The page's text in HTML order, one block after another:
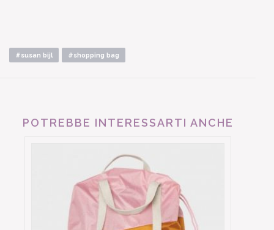
#susan bijl #shopping bag
POTREBBE INTERESSARTI ANCHE